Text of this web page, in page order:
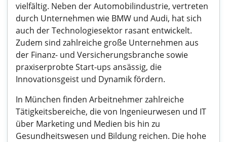
vielfältig. Neben der Automobilindustrie, vertreten
durch Unternehmen wie BMW und Audi, hat sich
auch der Technologiesektor rasant entwickelt.
Zudem sind zahlreiche große Unternehmen aus
der Finanz- und Versicherungsbranche sowie
praxiserprobte Start-ups ansässig, die
Innovationsgeist und Dynamik fördern.
In München finden Arbeitnehmer zahlreiche
Tätigkeitsbereiche, die von Ingenieurwesen und IT
über Marketing und Medien bis hin zu
Gesundheitswesen und Bildung reichen. Die hohe